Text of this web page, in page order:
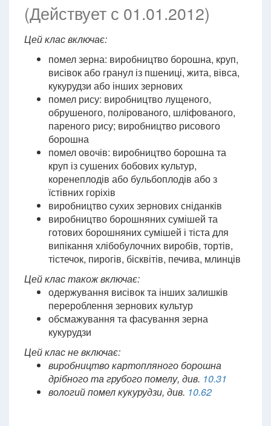
(Действует с 01.01.2012)
Цей клас включає:
помел зерна: виробництво борошна, круп,
висівок або гранул із пшениці, жита, вівса,
кукурудзи або інших зернових
помел рису: виробництво лущеного,
обрушеного, полірованого, шліфованого,
пареного рису; виробництво рисового
борошна
помел овочів: виробництво борошна та
круп із сушених бобових культур,
коренеплодів або бульбоплодів або з
їстівних горіхів
виробництво сухих зернових сніданків
виробництво борошняних сумішей та
готових борошняних сумішей і тіста для
випікання хлібобулочних виробів, тортів,
тістечок, пирогів, бісквітів, печива, млинців
Цей клас також включає:
одержування висівок та інших залишків
перероблення зернових культур
обсмажування та фасування зерна
кукурудзи
Цей клас не включає:
виробництво картопляного борошна
дрібного та грубого помелу, див. 10.31
вологий помел кукурудзи, див. 10.62